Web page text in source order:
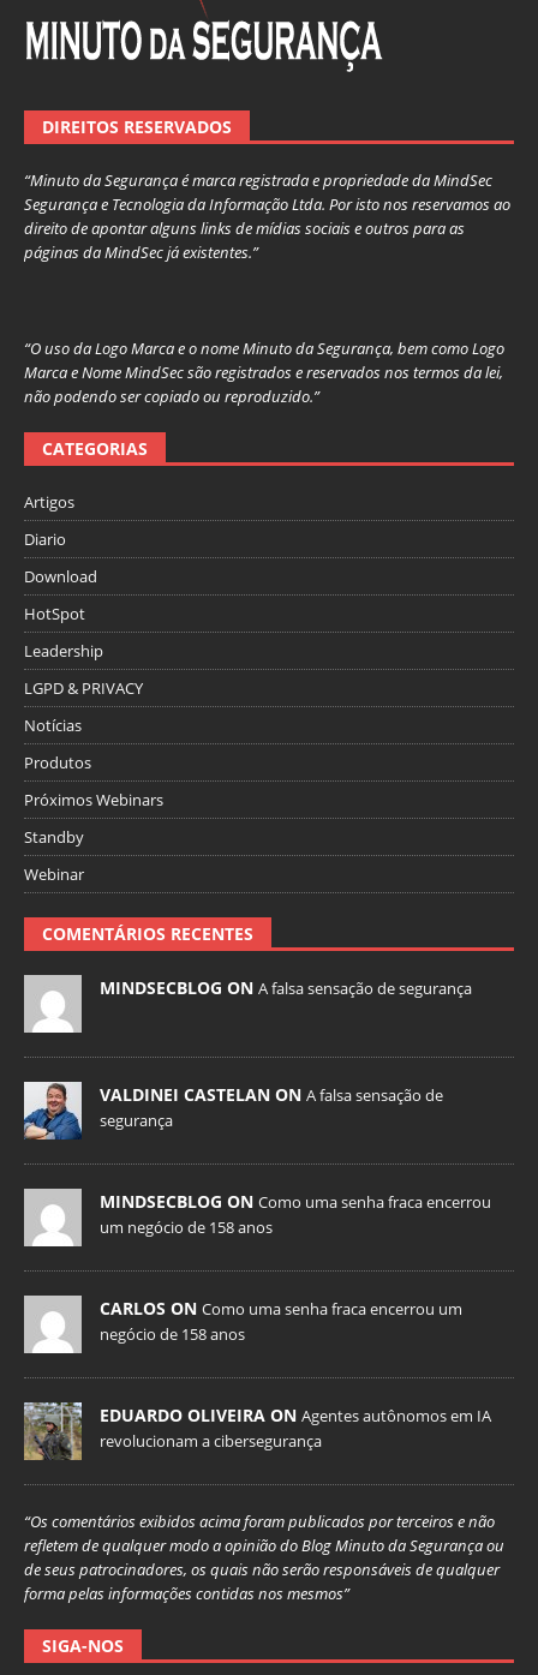
DIREITOS RESERVADOS
“Minuto da Segurança é marca registrada e propriedade da MindSec
Segurança e Tecnologia da Informação Ltda. Por isto nos reservamos ao
direito de apontar alguns links de mídias sociais e outros para as
páginas da MindSec já existentes.”
“O uso da Logo Marca e o nome Minuto da Segurança, bem como Logo
Marca e Nome MindSec são registrados e reservados nos termos da lei,
não podendo ser copiado ou reproduzido.”
CATEGORIAS
Artigos
Diario
Download
HotSpot
Leadership
LGPD & PRIVACY
Notícias
Produtos
Próximos Webinars
Standby
Webinar
COMENTÁRIOS RECENTES
MINDSECBLOG ON A falsa sensação de segurança
VALDINEI CASTELAN ON A falsa sensação de
segurança
MINDSECBLOG ON Como uma senha fraca encerrou
um negócio de 158 anos
CARLOS ON Como uma senha fraca encerrou um
negócio de 158 anos
EDUARDO OLIVEIRA ON Agentes autônomos em IA
revolucionam a cibersegurança
“Os comentários exibidos acima foram publicados por terceiros e não
refletem de qualquer modo a opinião do Blog Minuto da Segurança ou
de seus patrocinadores, os quais não serão responsáveis de qualquer
forma pelas informações contidas nos mesmos”
SIGA-NOS